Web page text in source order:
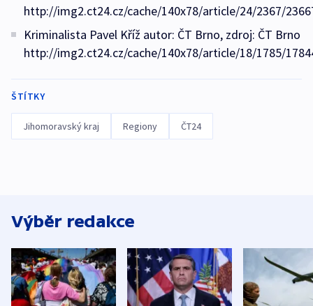
http://img2.ct24.cz/cache/140x78/article/24/2367/
Kriminalista Pavel Kříž autor: ČT Brno, zdroj: ČT Brno
http://img2.ct24.cz/cache/140x78/article/18/1785/
ŠTÍTKY
Jihomoravský kraj Regiony ČT24
Výběr redakce